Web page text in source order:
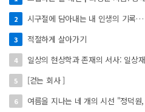
2 시구절에 담아내는 내 인생의 기록…
3 적절하게 살아가기
4 일상의 현상학과 존재의 서사: 일상
5 [걷는 회사 ]
6 여름을 지나는 네 개의 시선 "정덕